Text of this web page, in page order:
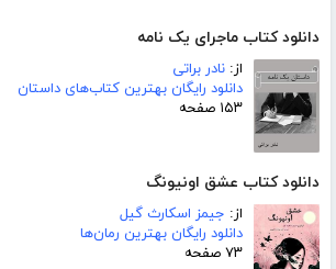
دانلود کتاب ماجرای یک نامه
از: نادر براتی
دانلود رایگان بهترین کتاب‌های داستان
۱۵۳ صفحه
دانلود کتاب عشق اونیونگ
از: جیمز اسکارث گیل
دانلود رایگان بهترین رمان‌ها
۷۳ صفحه